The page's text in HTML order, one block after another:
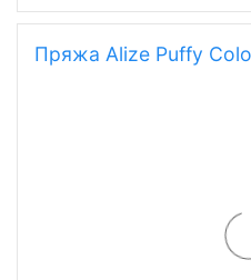
Пряжа Alize Puffy